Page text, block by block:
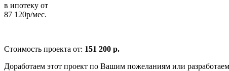
в ипотеку от
87 120р/мес.
Стоимость проекта от: 151 200 р.
Доработаем этот проект по Вашим пожеланиям или